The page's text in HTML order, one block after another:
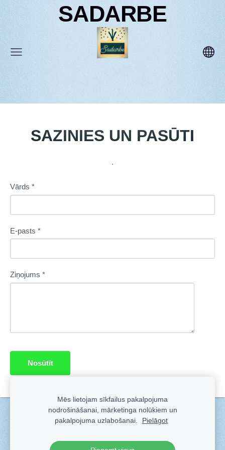
SADARBE
SAZINIES UN PASŪTI
.
Vārds *
E-pasts *
Ziņojums *
Sīkdatnes
Veidots arSadarbe- labo mājas lapu ģeneratoru.
Mēs lietojam sīkfailus pakalpojuma
nodrošināšanai, mārketinga nolūkiem un
pakalpojuma uzlabošanai.
Pielāgot